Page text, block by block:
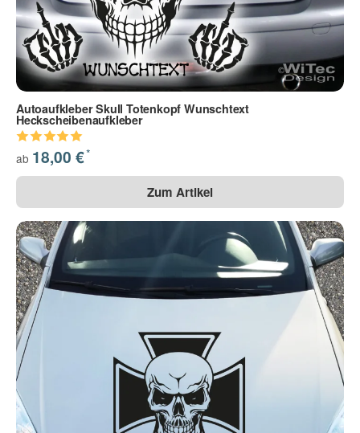
Autoaufkleber Skull Totenkopf Wunschtext
Heckscheibenaufkleber
ab 18,00 €*
Zum Artikel